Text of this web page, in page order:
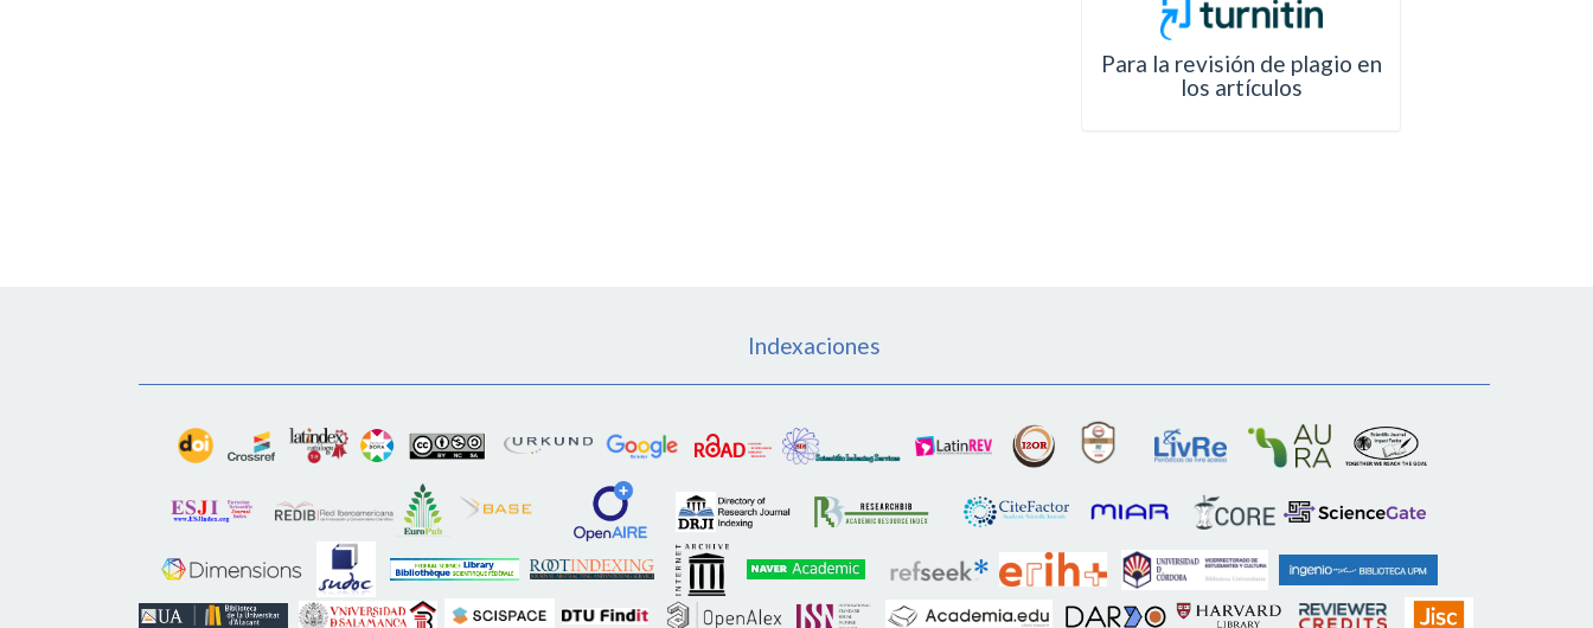
Para la revisión de plagio en
los artículos
Indexaciones